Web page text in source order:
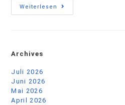
Weiterlesen
Archives
Juli 2026
Juni 2026
Mai 2026
April 2026